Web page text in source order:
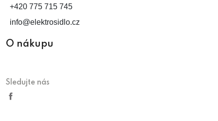
+420 775 715 745
info@elektrosidlo.cz
O nákupu
Sledujte nás